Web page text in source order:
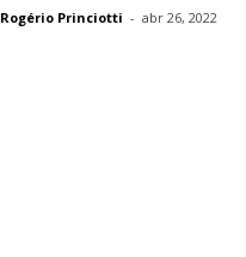
Rogério Princiotti - abr 26, 2022